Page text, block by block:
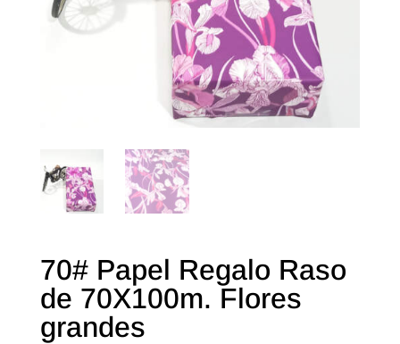
70# Papel Regalo Raso
de 70X100m. Flores
grandes